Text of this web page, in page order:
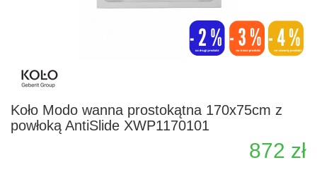
Koło Modo wanna prostokątna 170x75cm z
powłoką AntiSlide XWP1170101
872 zł